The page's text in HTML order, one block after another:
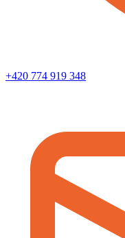
+420 774 919 348